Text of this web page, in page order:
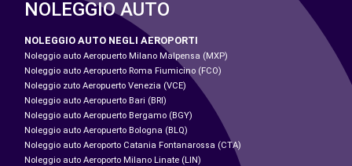
NOLEGGIO AUTO
NOLEGGIO AUTO NEGLI AEROPORTI
Noleggio auto Aeropuerto Milano Malpensa (MXP)
Noleggio auto Aeropuerto Roma Fiumicino (FCO)
Noleggio zuto Aeropuerto Venezia (VCE)
Noleggio auto Aeropuerto Bari (BRI)
Noleggio auto Aeropuerto Bergamo (BGY)
Noleggio auto Aeropuerto Bologna (BLQ)
Noleggio auto Aeroporto Catania Fontanarossa (CTA)
Noleggio auto Aeroporto Milano Linate (LIN)